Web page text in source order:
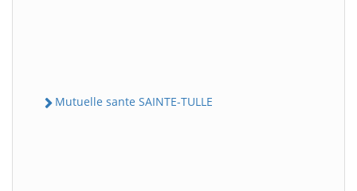
Mutuelle sante SAINTE-TULLE